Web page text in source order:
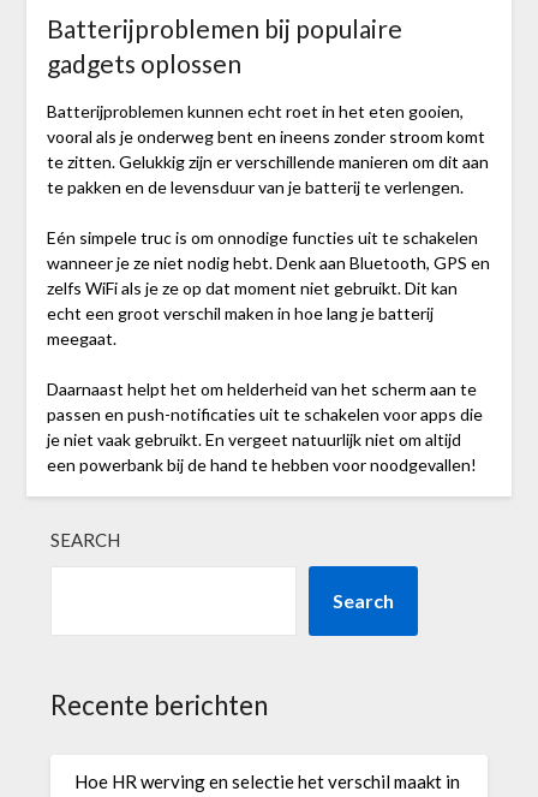
Batterijproblemen bij populaire
gadgets oplossen
Batterijproblemen kunnen echt roet in het eten gooien,
vooral als je onderweg bent en ineens zonder stroom komt
te zitten. Gelukkig zijn er verschillende manieren om dit aan
te pakken en de levensduur van je batterij te verlengen.
Eén simpele truc is om onnodige functies uit te schakelen
wanneer je ze niet nodig hebt. Denk aan Bluetooth, GPS en
zelfs WiFi als je ze op dat moment niet gebruikt. Dit kan
echt een groot verschil maken in hoe lang je batterij
meegaat.
Daarnaast helpt het om helderheid van het scherm aan te
passen en push-notificaties uit te schakelen voor apps die
je niet vaak gebruikt. En vergeet natuurlijk niet om altijd
een powerbank bij de hand te hebben voor noodgevallen!
SEARCH
Search
Recente berichten
Hoe HR werving en selectie het verschil maakt in